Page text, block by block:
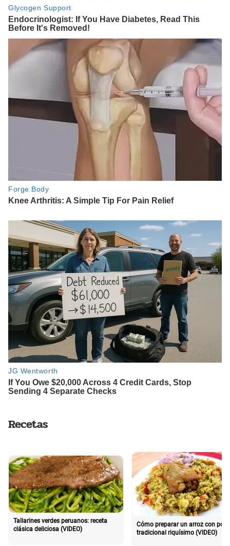
Recetas
Tallarines verdes peruanos: receta
clásica deliciosa (VIDEO)
Cómo preparar un arroz con pollo
tradicional riquísimo (VIDEO)